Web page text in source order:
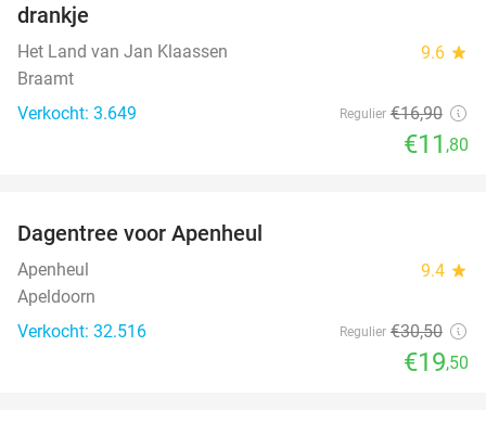
drankje
Het Land van Jan Klaassen 9.6 star
Braamt
Verkocht: 3.649
Regulier €16,90
€11 ,80
Dagentree voor Apenheul
Apenheul 9.4 star
Apeldoorn
Verkocht: 32.516
Regulier €30,50
€19,50